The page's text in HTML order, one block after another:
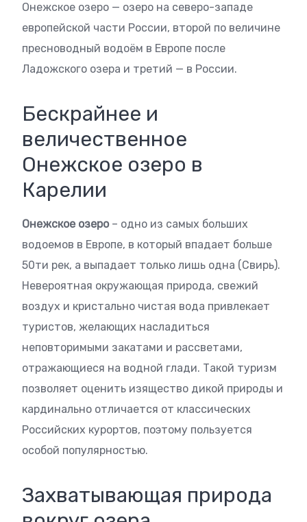
Онежское озеро — озеро на северо-западе
европейской части России, второй по величине
пресноводный водоём в Европе после
Ладожского озера и третий — в России.
Бескрайнее и
величественное
Онежское озеро в
Карелии
Онежское озеро– одно из самых больших
водоемов в Европе, в который впадает больше
50ти рек, а выпадает только лишь одна (Свирь).
Невероятная окружающая природа, свежий
воздух и кристально чистая вода привлекает
туристов, желающих насладиться
неповторимыми закатами и рассветами,
отражающиеся на водной глади. Такой туризм
позволяет оценить изящество дикой природы и
кардинально отличается от классических
Российских курортов, поэтому пользуется
особой популярностью.
Захватывающая природа